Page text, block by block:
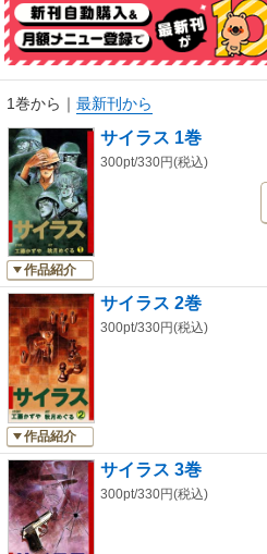
1巻から ｜ 最新刊から
作品紹介
サイラス 1巻
300pt/330円(税込)
作品紹介
サイラス 2巻
300pt/330円(税込)
サイラス 3巻
300pt/330円(税込)